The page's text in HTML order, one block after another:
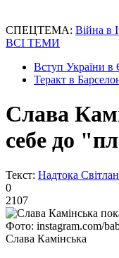
СПЕЦТЕМА: Війна в
ВСІ ТЕМИ
Вступ України в
Теракт в
Слава
себе до
Текст: Надтока
0
2107
Фото: instagram.com/
Слава Камінська